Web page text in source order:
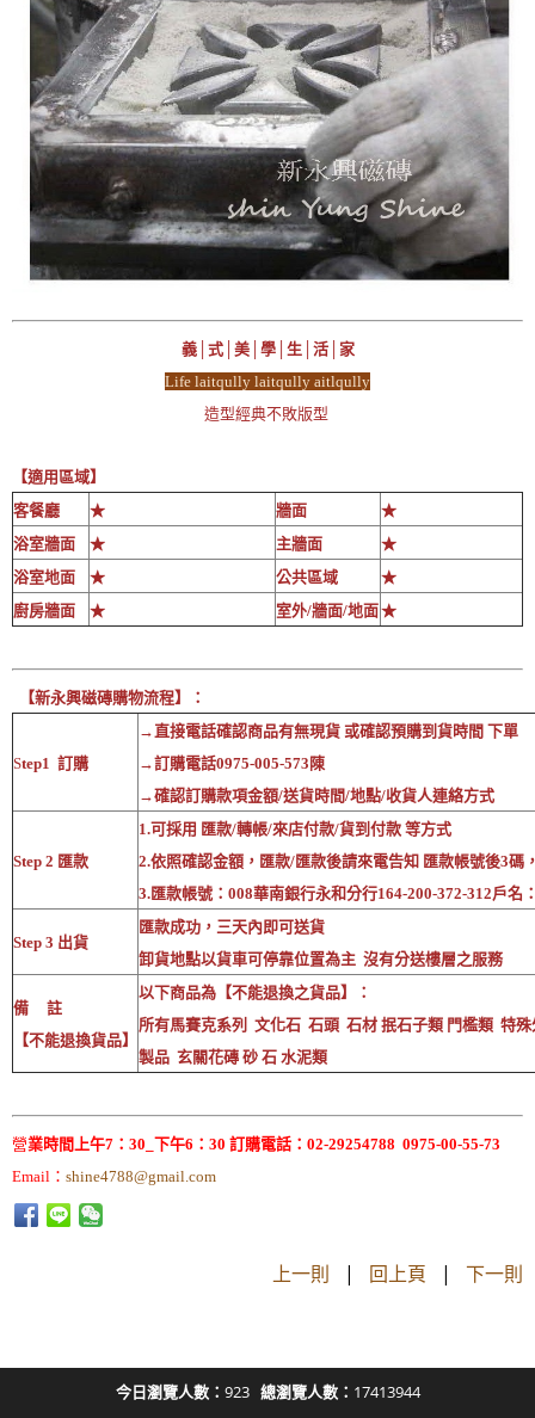
義│式│美│學│生│活│家
Life laitqully laitqully aitlqully
造型經典不敗版型
【適用區域】
客餐廳
★ 牆面
★
浴室牆面
★ 主牆面
★
浴室地面
★ 公共區域
★
廚房牆面
★ 室外/牆面/地面★
【新永興磁磚購物流程】：
Step1 訂購
→直接電話確認商品有無現貨 或確認預購到貨時間 下單
→訂購電話0975-005-573陳
→確認訂購款項金額/送貨時間/地點/收貨人連絡方式
Step 2 匯款
1.可採用 匯款/轉帳/來店付款/貨到付款 等方式
2.依照確認金額，匯款/匯款後請來電告知 匯款帳號後3碼
3.匯款帳號：008華南銀行永和分行164-200-372-312戶名
Step 3 出貨
匯款成功，三天內即可送貨
卸貨地點以貨車可停靠位置為主 沒有分送樓層之服務
備 註
【不能退換貨品】
以下商品為【不能退換之貨品】：
所有馬賽克系列 文化石 石頭 石材 抿石子類 門檻類 特
製品 玄關花磚 砂 石 水泥類
營業時間上午7：30_下午6：30 訂購電話：02-29254788 0975-00-55-73
Email： shine4788@gmail.com
上一則 | 回上頁 | 下一則
今日瀏覽人數： 923 總瀏覽人數： 17413944